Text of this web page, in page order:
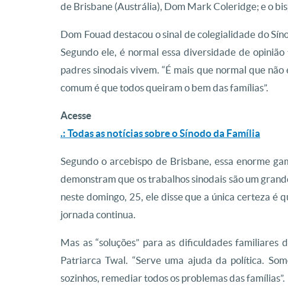
de Brisbane (Austrália), Dom Mark Coleridge; e o
Dom Fouad destacou o sinal de colegialidade do
Segundo ele, é normal essa diversidade de
padres sinodais vivem. “É mais que normal que
comum é que todos queiram o bem das famílias”.
Acesse
.: Todas as notícias sobre o Sínodo da Família
Segundo o arcebispo de Brisbane, essa enorme
demonstram que os trabalhos sinodais são um
neste domingo, 25, ele disse que a única certeza é
jornada continua.
Mas as “soluções” para as dificuldades familiares
Patriarca Twal. “Serve uma ajuda da política.
sozinhos, remediar todos os problemas das famílias”.